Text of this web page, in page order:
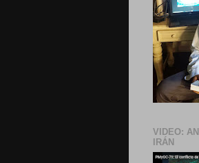
VIDEO:
IRÁN